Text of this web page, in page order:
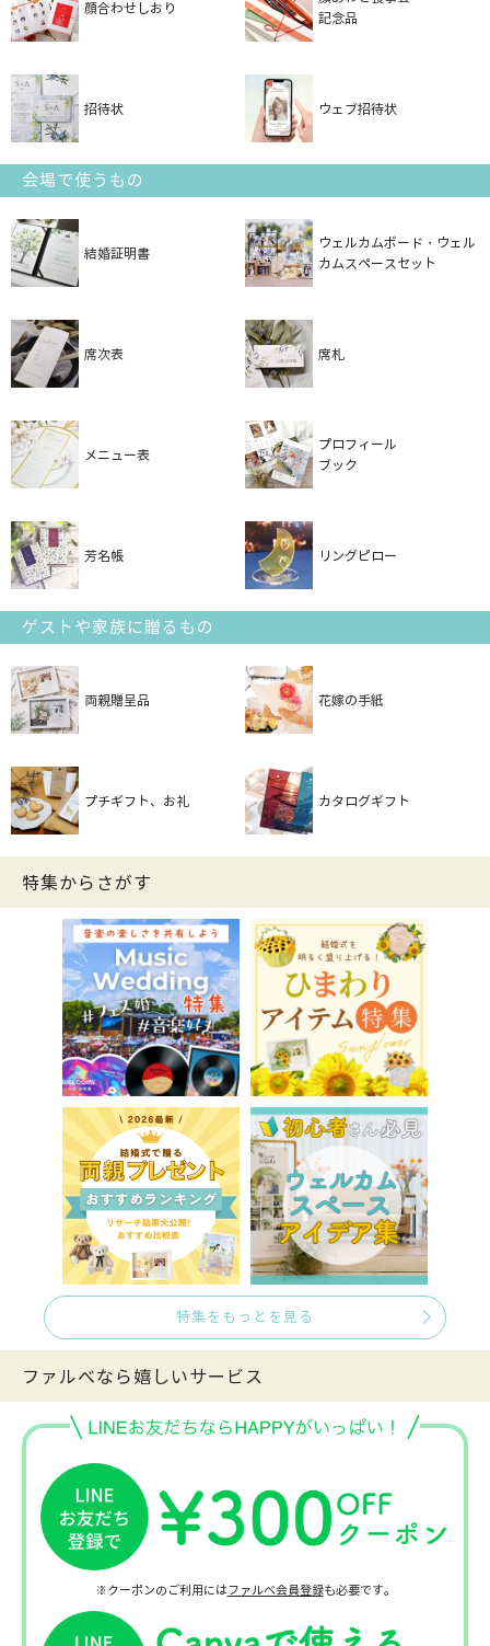
顔合わせしおり
記念品
招待状 ウェブ招待状
会場で使うもの
結婚証明書
ウェルカムボード・ウェル
カムスペースセット
席次表 席札
メニュー表
プロフィール
ブック
芳名帳 リングピロー
ゲストや家族に贈るもの
両親贈呈品 花嫁の手紙
プチギフト、お礼 カタログギフト
特集からさがす
特集をもっとを見る
ファルべなら嬉しいサービス
※クーポンのご利用にはファルベ会員登録も必要です。